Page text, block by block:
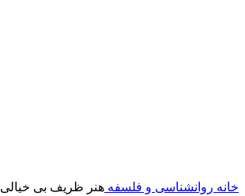
خانه روانشناسی و فلسفه هنر ظریف بی خیالی